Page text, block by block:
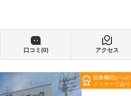
口コミ(0) アクセス
医療機関からの
メッセージあり